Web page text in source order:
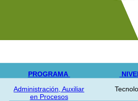
PROGRAMA
Administración, Auxiliar
en Procesos